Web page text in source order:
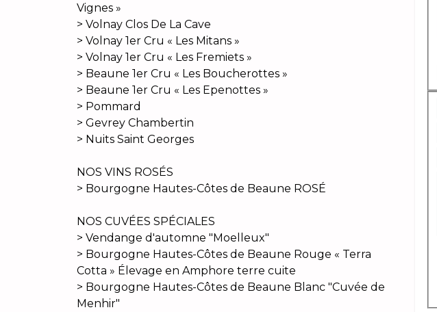
Vignes »
> Volnay Clos De La Cave
> Volnay 1er Cru « Les Mitans »
> Volnay 1er Cru « Les Fremiets »
> Beaune 1er Cru « Les Boucherottes »
> Beaune 1er Cru « Les Epenottes »
> Pommard
> Gevrey Chambertin
> Nuits Saint Georges
NOS VINS ROSÉS
> Bourgogne Hautes-Côtes de Beaune ROSÉ
NOS CUVÉES SPÉCIALES
> Vendange d'automne "Moelleux"
> Bourgogne Hautes-Côtes de Beaune Rouge « Terra
Cotta » Élevage en Amphore terre cuite
> Bourgogne Hautes-Côtes de Beaune Blanc "Cuvée de
Menhir"